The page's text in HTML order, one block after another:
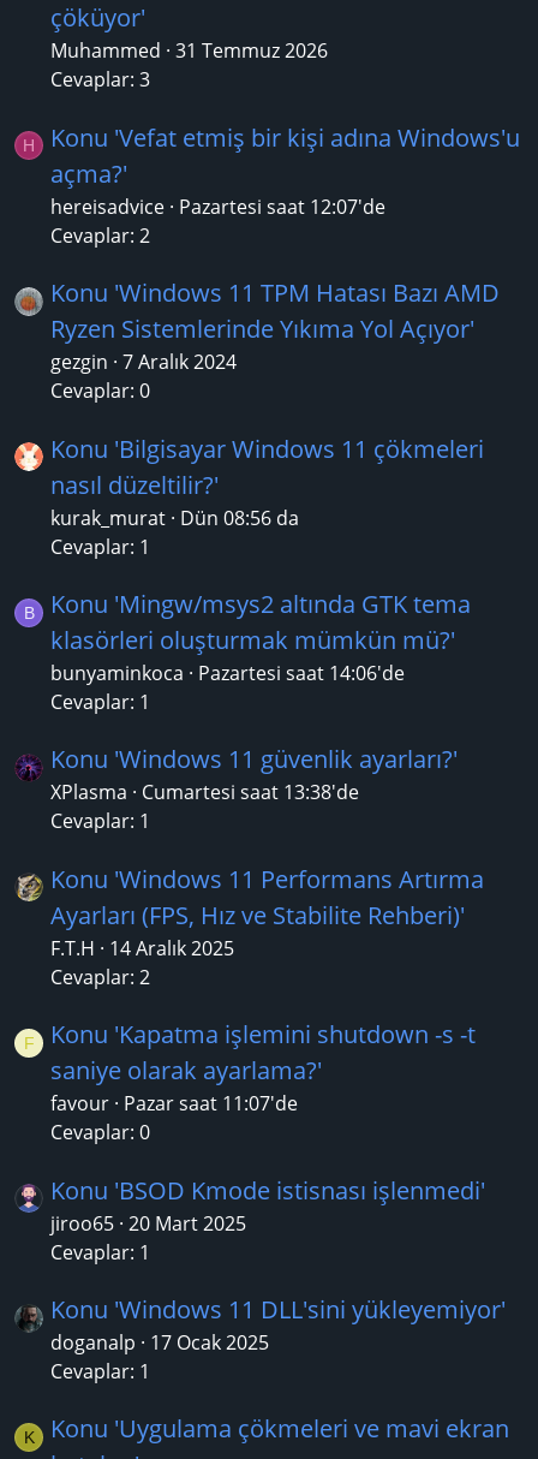
çöküyor'
Muhammed 31 Temmuz 2026
Cevaplar: 3
H
Konu 'Vefat etmiş bir kişi adına Windows'u
açma?'
hereisadvice Pazartesi saat 12:07'de
Cevaplar: 2
Konu 'Windows 11 TPM Hatası Bazı AMD
Ryzen Sistemlerinde Yıkıma Yol Açıyor'
gezgin 7 Aralık 2024
Cevaplar: 0
Konu 'Bilgisayar Windows 11 çökmeleri
nasıl düzeltilir?'
kurak_murat Dün 08:56 da
Cevaplar: 1
B
Konu 'Mingw/msys2 altında GTK tema
klasörleri oluşturmak mümkün mü?'
bunyaminkoca
Pazartesi saat 14:06'de
Cevaplar: 1
Konu 'Windows 11 güvenlik ayarları?'
XPlasma
Cumartesi saat 13:38'de
Cevaplar: 1
Konu 'Windows 11 Performans Artırma
Ayarları (FPS, Hız ve Stabilite Rehberi)'
F.T.H
14 Aralık 2025
Cevaplar: 2
F
Konu 'Kapatma işlemini shutdown -s -t
saniye olarak ayarlama?'
favour Pazar saat 11:07'de
Cevaplar: 0
Konu 'BSOD Kmode istisnası işlenmedi'
jiroo65 20 Mart 2025
Cevaplar: 1
Konu 'Windows 11 DLL'sini yükleyemiyor'
doganalp
17 Ocak 2025
Cevaplar: 1
K
Konu 'Uygulama çökmeleri ve mavi ekran